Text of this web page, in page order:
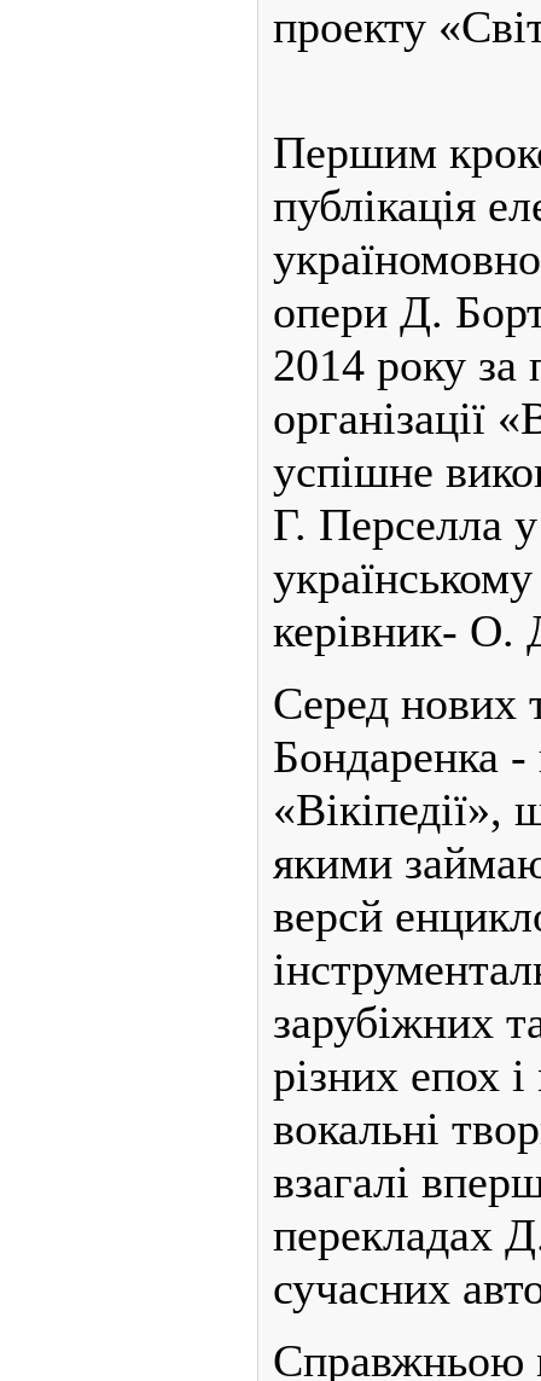
проекту
Першим
публікація
опери Д.
2014 року за
організації
успішне
Г. Перселла
керівник- О.
Серед нових
Бондаренка -
якими
версй
зарубіжних
різних епох
вокальні
взагалі
перекладах
сучасних
Справжньою